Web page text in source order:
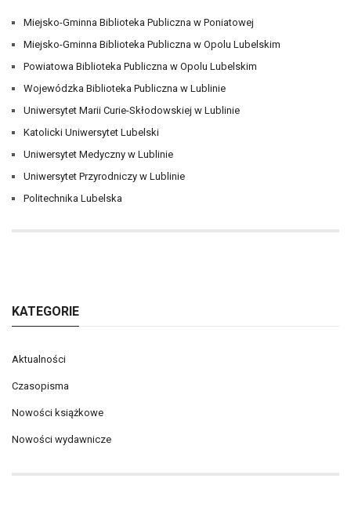
Miejsko-Gminna Biblioteka Publiczna w Poniatowej
Miejsko-Gminna Biblioteka Publiczna w Opolu Lubelskim
Powiatowa Biblioteka Publiczna w Opolu Lubelskim
Wojewódzka Biblioteka Publiczna w Lublinie
Uniwersytet Marii Curie-Skłodowskiej w Lublinie
Katolicki Uniwersytet Lubelski
Uniwersytet Medyczny w Lublinie
Uniwersytet Przyrodniczy w Lublinie
Politechnika Lubelska
KATEGORIE
Aktualności
Czasopisma
Nowości książkowe
Nowości wydawnicze